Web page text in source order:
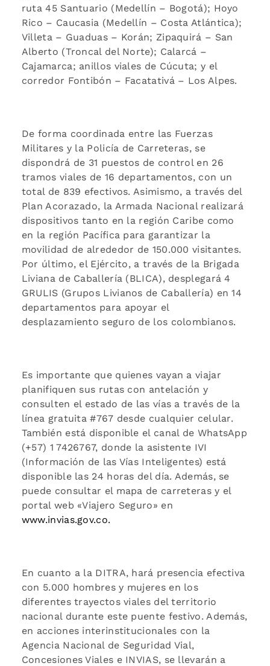
ruta 45 Santuario (Medellín – Bogotá); Hoyo
Rico – Caucasia (Medellín – Costa Atlántica);
Villeta – Guaduas – Korán; Zipaquirá – San
Alberto (Troncal del Norte); Calarcá –
Cajamarca; anillos viales de Cúcuta; y el
corredor Fontibón – Facatativá – Los Alpes.
De forma coordinada entre las Fuerzas
Militares y la Policía de Carreteras, se
dispondrá de 31 puestos de control en 26
tramos viales de 16 departamentos, con un
total de 839 efectivos. Asimismo, a través del
Plan Acorazado, la Armada Nacional realizará
dispositivos tanto en la región Caribe como
en la región Pacífica para garantizar la
movilidad de alrededor de 150.000 visitantes.
Por último, el Ejército, a través de la Brigada
Liviana de Caballería (BLICA), desplegará 4
GRULIS (Grupos Livianos de Caballería) en 14
departamentos para apoyar el
desplazamiento seguro de los colombianos.
Es importante que quienes vayan a viajar
planifiquen sus rutas con antelación y
consulten el estado de las vías a través de la
línea gratuita #767 desde cualquier celular.
También está disponible el canal de WhatsApp
(+57) 1 7426767, donde la asistente IVI
(Información de las Vías Inteligentes) está
disponible las 24 horas del día. Además, se
puede consultar el mapa de carreteras y el
portal web «Viajero Seguro» en
www.invias.gov.co.
En cuanto a la DITRA, hará presencia efectiva
con 5.000 hombres y mujeres en los
diferentes trayectos viales del territorio
nacional durante este puente festivo. Además,
en acciones interinstitucionales con la
Agencia Nacional de Seguridad Vial,
Concesiones Viales e INVIAS, se llevarán a